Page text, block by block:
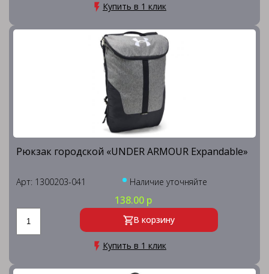
Купить в 1 клик
Рюкзак городской «UNDER ARMOUR Expandable»
Арт: 1300203-041 Наличие уточняйте
138.00 р
В корзину
Купить в 1 клик